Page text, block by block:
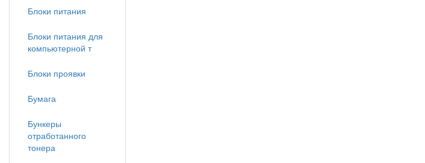
Блоки питания
Блоки питания для
компьютерной т
Блоки проявки
Бумага
Бункеры
отработанного
тонера